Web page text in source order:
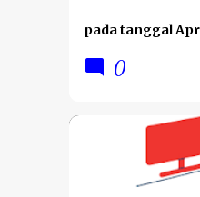
pada tanggal
0